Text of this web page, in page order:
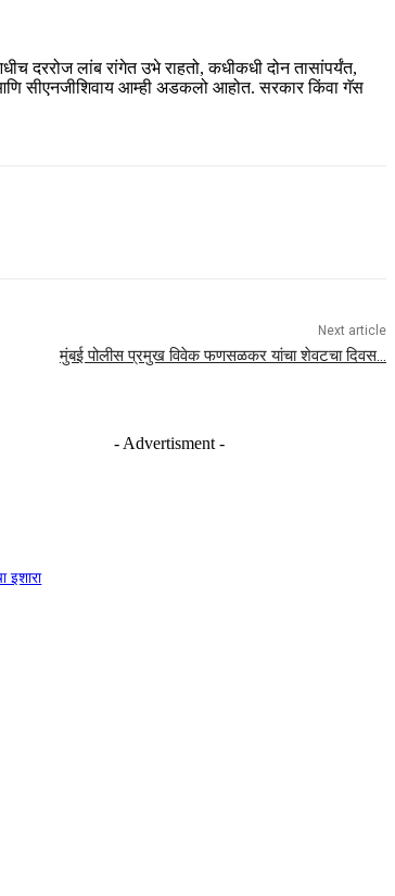
दररोज लांब रांगेत उभे राहतो, कधीकधी दोन तासांपर्यंत,
सीएनजीशिवाय आम्ही अडकलो आहोत. सरकार किंवा गॅस
Next article
मुंबई पोलीस प्रमुख विवेक फणसळकर यांचा शेवटचा दिवस…
- Advertisment -
इशारा